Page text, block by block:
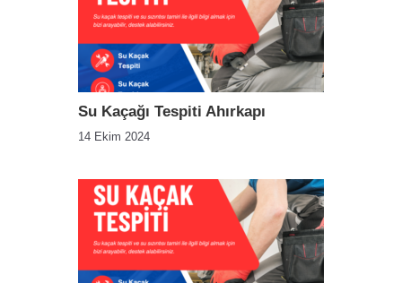
Su Kaçağı Tespiti Ahırkapı
14 Ekim 2024